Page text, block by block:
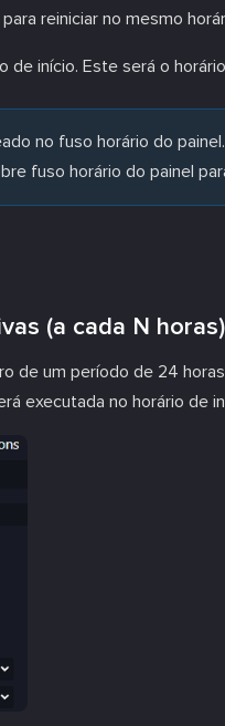
para reiniciar no mesmo
de início. Este será o
no fuso horário do
fuso horário do painel
(a cada N horas)
de um período de 24
executada no horário de